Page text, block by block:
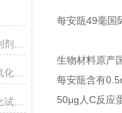
NIBSC标准品19/260 抗甲状腺过氧化物酶抗体简介
每安瓿49毫国
生物材料原产
每安瓿含有
50μg人C反应